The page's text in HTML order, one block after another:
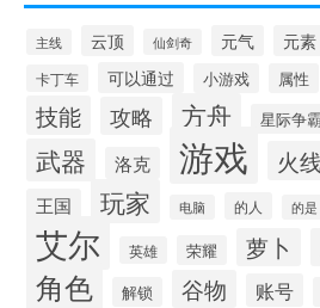
主线 云顶 仙剑奇 元气 元素
卡丁车 可以通过 小游戏 属性
技能 攻略 方舟 星际争
武器 洛克 游戏 火
王国 玩家 电脑 的人 的是
艾尔 英雄 荣耀 萝卜
角色 解锁 谷物 账号